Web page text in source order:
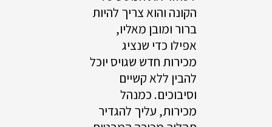
הקונה והוא צריך להיות
ברור ומובן מאליו,
אפילו כדי שנציג
מכירות חדש שגויס יוכל
להבין ללא קשיים
וסיבוכים. כמנהל
מכירות, עליך להגדיר